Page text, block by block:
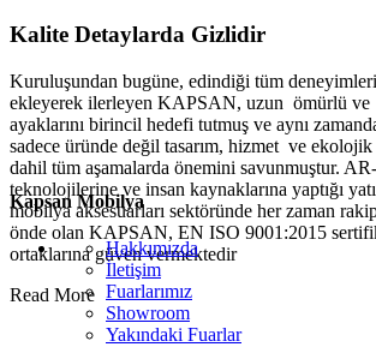
Kalite Detaylarda Gizlidir
Kuruluşundan bugüne, edindiği tüm
ekleyerek ilerleyen KAPSAN, uzun ömürlü ve
ayaklarını birincil hedefi tutmuş ve aynı
sadece üründe değil tasarım, hizmet ve ekolojik
dahil tüm aşamalarda önemini savunmuştur.
teknolojilerine ve insan kaynaklarına yaptığı
mobilya aksesuarları sektöründe her zaman
önde olan KAPSAN, EN ISO 9001:2015
ortaklarına güven vermektedir
Read More
Kapsan Mobilya
Hakkımızda
İletişim
Fuarlarımız
Showroom
Yakındaki Fuarlar